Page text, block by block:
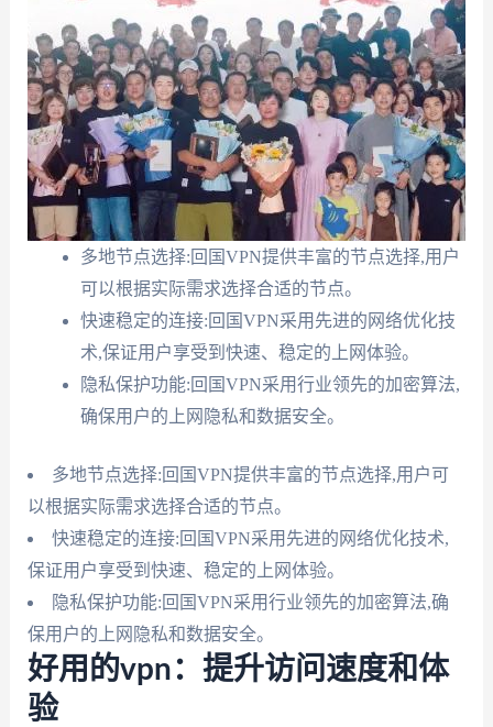
多地节点选择:回国VPN提供丰富的节点选择,用户
可以根据实际需求选择合适的节点。
快速稳定的连接:回国VPN采用先进的网络优化技
术,保证用户享受到快速、稳定的上网体验。
隐私保护功能:回国VPN采用行业领先的加密算法,
确保用户的上网隐私和数据安全。
多地节点选择:回国VPN提供丰富的节点选择,用户可
以根据实际需求选择合适的节点。
快速稳定的连接:回国VPN采用先进的网络优化技术,
保证用户享受到快速、稳定的上网体验。
隐私保护功能:回国VPN采用行业领先的加密算法,确
保用户的上网隐私和数据安全。
好用的vpn：提升访问速度和体
验